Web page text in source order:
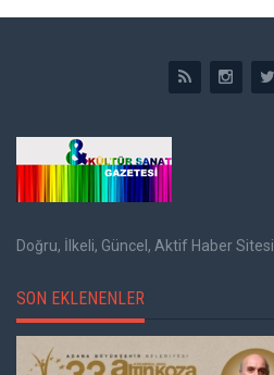
Doğru, İlkeli, Güncel, Aktif Haber Sitesi
SON EKLENENLER